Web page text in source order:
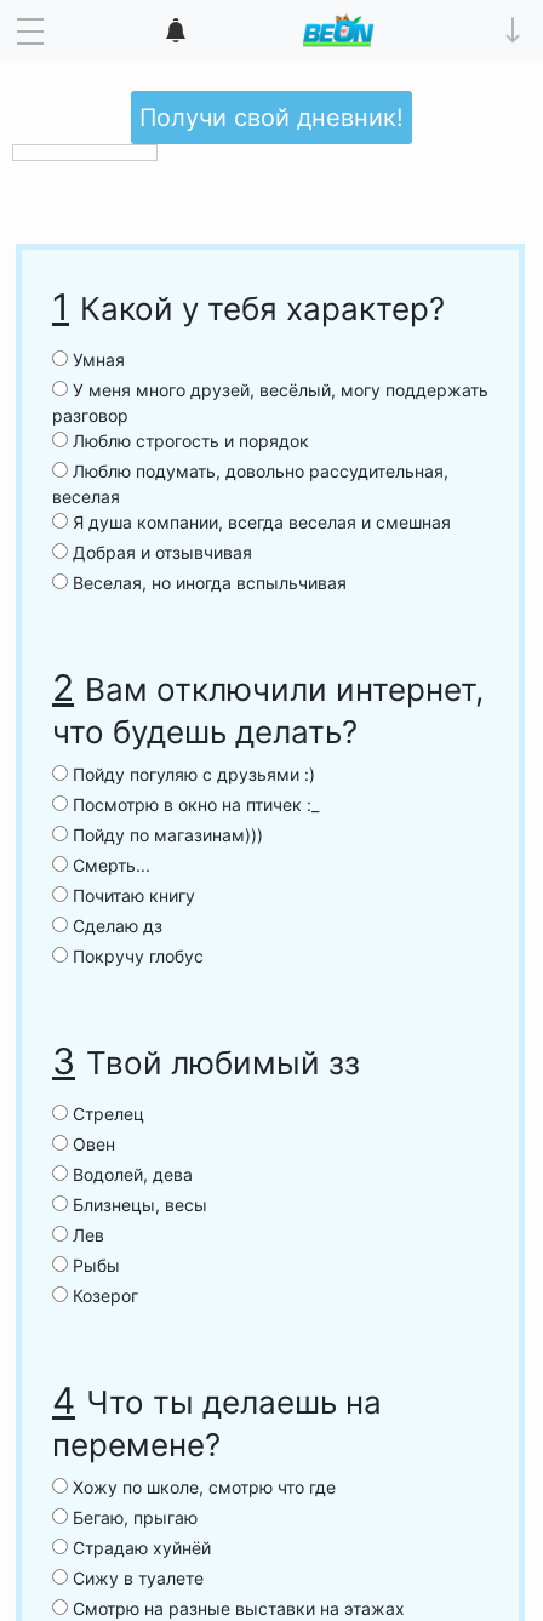
Получи свой дневник!
1 Какой у тебя характер?
Умная
У меня много друзей, весёлый, могу поддержать
разговор
Люблю строгость и порядок
Люблю подумать, довольно рассудительная,
веселая
Я душа компании, всегда веселая и смешная
Добрая и отзывчивая
Веселая, но иногда вспыльчивая
2 Вам отключили интернет,
что будешь делать?
Пойду погуляю с друзьями :)
Посмотрю в окно на птичек :_
Пойду по магазинам)))
Смерть...
Почитаю книгу
Сделаю дз
Покручу глобус
3 Твой любимый зз
Стрелец
Овен
Водолей, дева
Близнецы, весы
Лев
Рыбы
Козерог
4 Что ты делаешь на
перемене?
Хожу по школе, смотрю что где
Бегаю, прыгаю
Страдаю хуйнёй
Сижу в туалете
Смотрю на разные выставки на этажах